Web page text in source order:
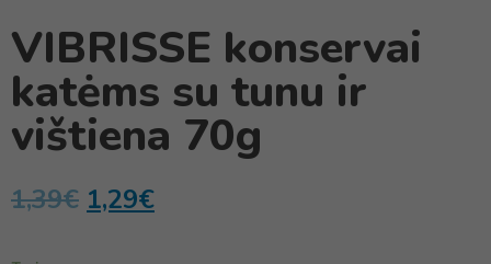
VIBRISSE konservai
katėms su tunu ir
vištiena 70g
1,39€ 1,29€